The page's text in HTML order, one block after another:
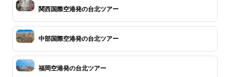
関西国際空港発の台北ツアー
中部国際空港発の台北ツアー
福岡空港発の台北ツアー